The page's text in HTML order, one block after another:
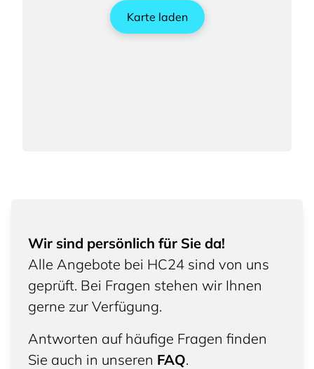
Karte laden
Wir sind persönlich für Sie da!
Alle Angebote bei HC24 sind von uns
geprüft. Bei Fragen stehen wir Ihnen
gerne zur Verfügung.
Antworten auf häufige Fragen finden
Sie auch in unseren FAQ.